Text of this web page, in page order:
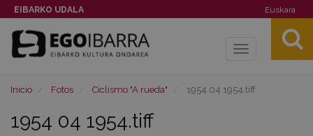
EIBARKO UDALA Euskara
Toggle
Inicio Fotos Ciclismo "A rueda" 1954 04 1954.tiff
1954 04 1954.tiff